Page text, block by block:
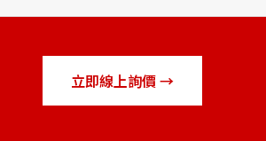
立即線上詢價 →